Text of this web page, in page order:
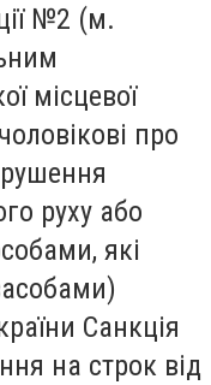
№2 (м.
місцевої
про
руху або
які
Санкція
на строк від